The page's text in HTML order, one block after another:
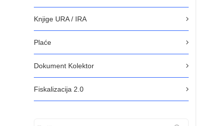
Knjige URA / IRA
Plaće
Dokument Kolektor
Fiskalizacija 2.0